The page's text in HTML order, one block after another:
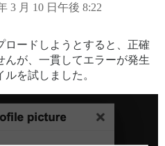
3 月 10 日午後 8:22
ロードしようとすると、正確
んが、一貫してエラーが発生
を試しました。